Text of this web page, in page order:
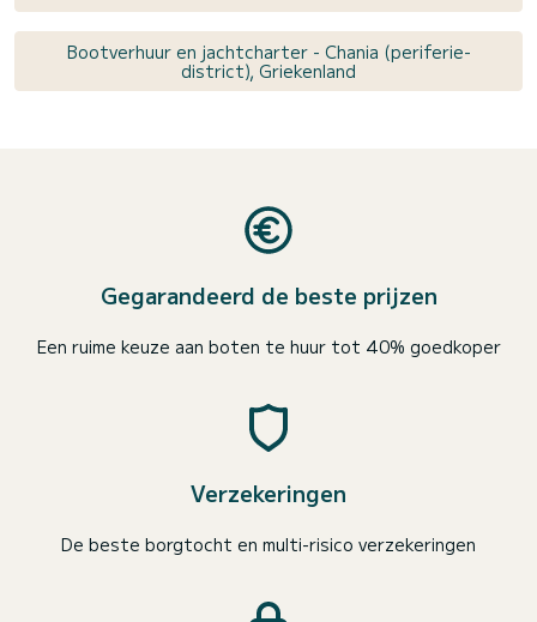
Bootverhuur en jachtcharter - Chania (periferie-
district), Griekenland
Gegarandeerd de beste prijzen
Een ruime keuze aan boten te huur tot 40% goedkoper
Verzekeringen
De beste borgtocht en multi-risico verzekeringen